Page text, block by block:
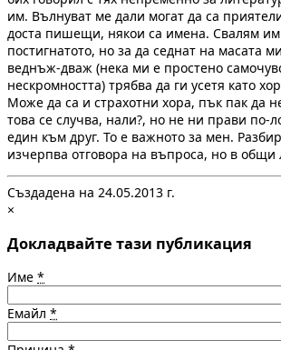
им. Вълнуват ме дали могат да са
доста пишещи, някои са имена. Свалям
постигнатото, но за да седнат на масата
веднъж-дваж (нека ми е простено
нескромността) трябва да ги усетя като
Може да са и страхотни хора, пък пак да
това се случва, нали?, но не ни прави по-
един към друг. То е важното за мен.
изчерпва отговора на въпроса, но в общи
Създадена на 24.05.2013 г.
×
Докладвайте тази публикация
Име *
Емайл *